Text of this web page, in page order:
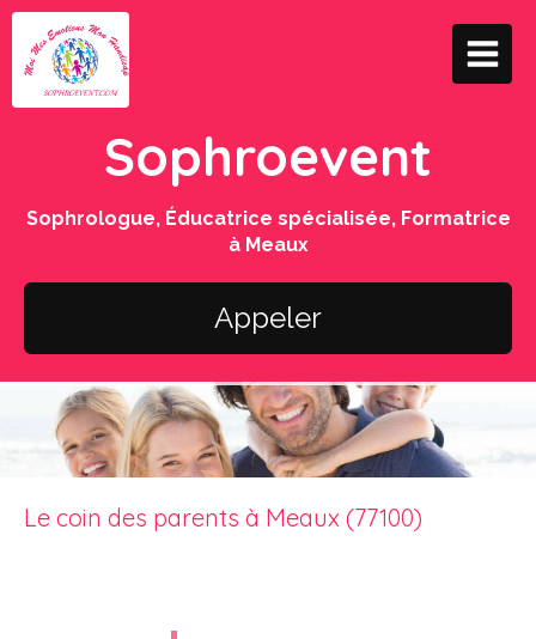
Sophroevent
Sophrologue, Éducatrice spécialisée, Formatrice
à Meaux
Appeler
Le coin des parents à Meaux (77100)